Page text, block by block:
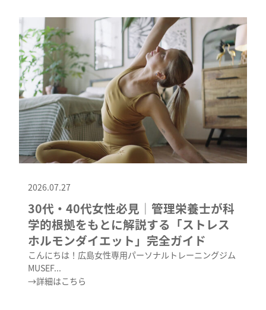
2026.07.27
30代・40代女性必見│管理栄養士が科
学的根拠をもとに解説する「ストレス
ホルモンダイエット」完全ガイド
こんにちは！広島女性専用パーソナルトレーニングジム
MUSEF...
→詳細はこちら